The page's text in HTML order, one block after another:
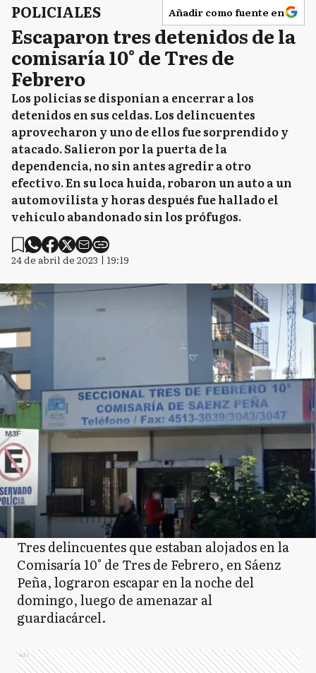
POLICIALES Añadir como fuente en
Escaparon tres detenidos de la
comisaría 10° de Tres de
Febrero
Los policías se disponían a encerrar a los
detenidos en sus celdas. Los delincuentes
aprovecharon y uno de ellos fue sorprendido y
atacado. Salieron por la puerta de la
dependencia, no sin antes agredir a otro
efectivo. En su loca huida, robaron un auto a un
automovilista y horas después fue hallado el
vehículo abandonado sin los prófugos.
24 de abril de 2023 | 19:19
Tres delincuentes que estaban alojados en la
Comisaría 10° de Tres de Febrero, en Sáenz
Peña, lograron escapar en la noche del
domingo, luego de amenazar al
guardiacárcel.
Ads